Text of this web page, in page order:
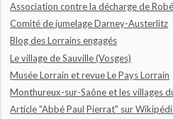
Association contre la décharge de
Comité de jumelage Darney-Austerlitz
Blog des Lorrains engagés
Le village de Sauville (Vosges)
Musée Lorrain et revue Le Pays Lorrain
Monthureux-sur-Saône et les villages
Article "Abbé Paul Pierrat" sur